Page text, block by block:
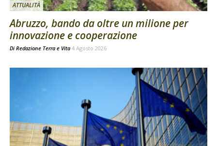
ATTUALITÀ
Abruzzo, bando da oltre un milione per
innovazione e cooperazione
Di Redazione Terra e Vita 4 Agosto 2026